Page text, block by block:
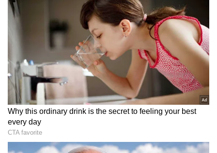
DOWNLOAD APP